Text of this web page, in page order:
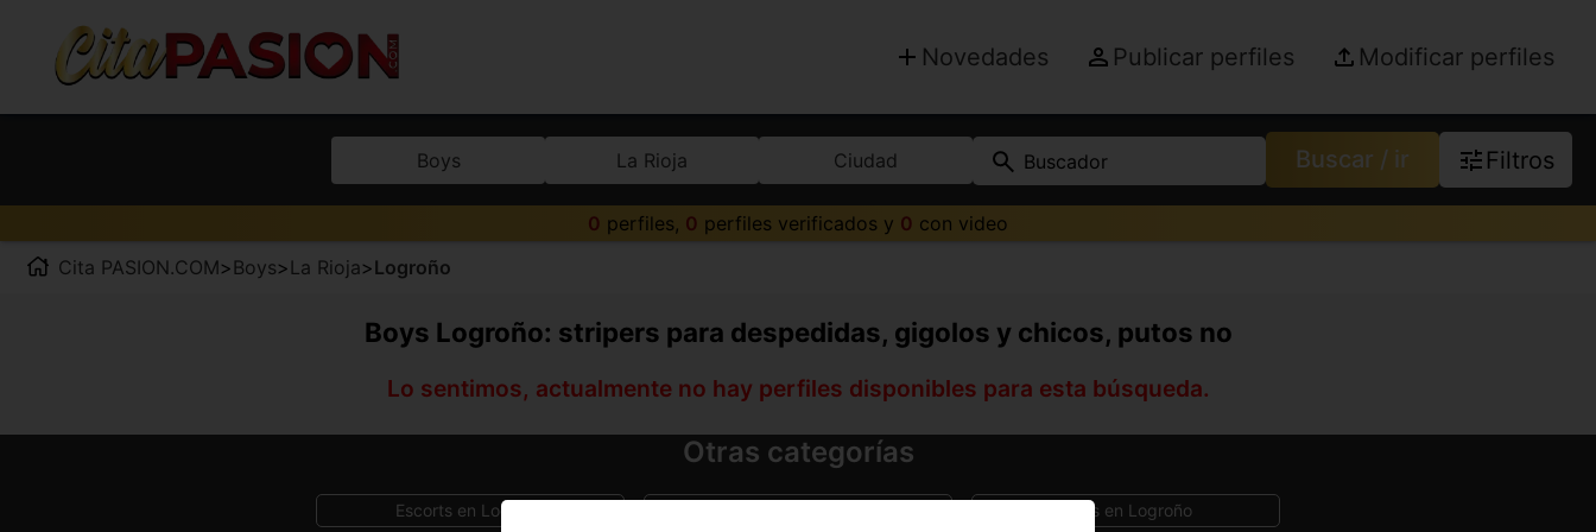
Novedades Publicar perfiles Modificar perfiles
Boys La Rioja Ciudad Buscador Buscar / ir Filtros
0 perfiles, 0 perfiles verificados y 0 con video
Cita PASION.COM>Boys>La Rioja>Logroño
Boys Logroño: stripers para despedidas, gigolos y chicos, putos no
Lo sentimos, actualmente no hay perfiles disponibles para esta búsqueda.
Otras categorías
Escorts en Logroño Gays en Logroño